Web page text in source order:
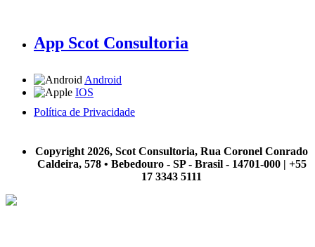
App Scot Consultoria
Android
IOS
Política de Privacidade
Copyright 2026, Scot Consultoria, Rua Coronel Conrado
Caldeira, 578 • Bebedouro - SP - Brasil - 14701-000 | +55
17 3343 5111